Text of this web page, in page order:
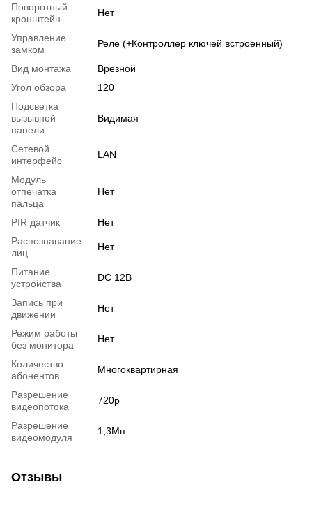
Поворотный
кронштейн
Нет
Управление
замком
Реле (+Контроллер ключей встроенный)
Вид монтажа
Врезной
Угол обзора
120
Подсветка
вызывной
панели
Видимая
Сетевой
интерфейс
LAN
Модуль
отпечатка
пальца
Нет
PIR датчик
Нет
Распознавание
лиц
Нет
Питание
устройства
DC 12В
Запись при
движении
Нет
Режим работы
без монитора
Нет
Количество
абонентов
Многоквартирная
Разрешение
видеопотока
720p
Разрешение
видеомодуля
1,3Мп
Отзывы